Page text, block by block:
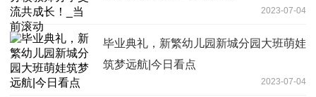
2023-07-04
毕业典礼，新繁幼儿园新城分园大班萌娃
筑梦远航|今日看点
2023-07-04